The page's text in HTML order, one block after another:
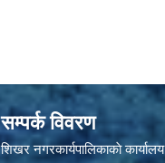
सम्पर्क विवरण
शिखर नगरकार्यपालिकाकाे कार्यालय